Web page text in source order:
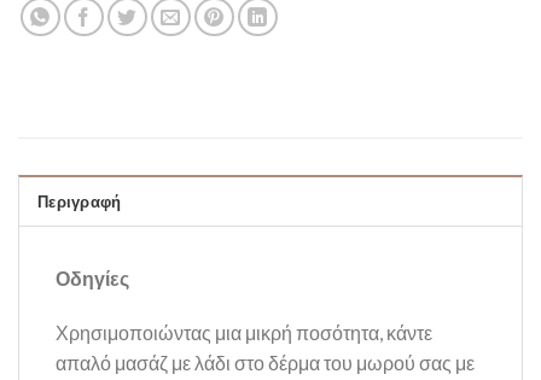
Περιγραφή
Οδηγίες
Χρησιμοποιώντας μια μικρή ποσότητα, κάντε
απαλό μασάζ με λάδι στο δέρμα του μωρού σας με